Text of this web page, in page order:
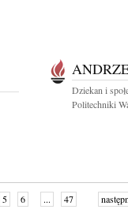
Dziekan i
Politechniki
5 6 ... 47